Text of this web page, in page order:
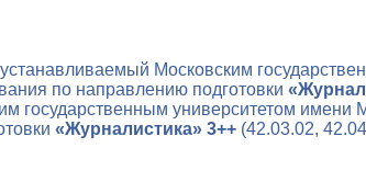
Московским
по направлению подготовки
государственным университетом
«Журналистика» 3++ (42.03.02,